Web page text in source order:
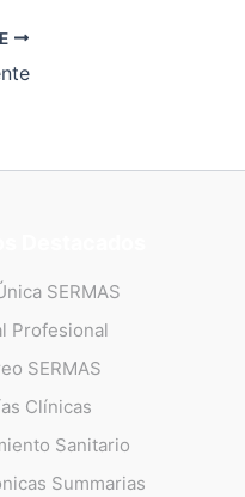
SERMAS
Profesional
SERMAS
Clínicas
Sanitario
Summarias